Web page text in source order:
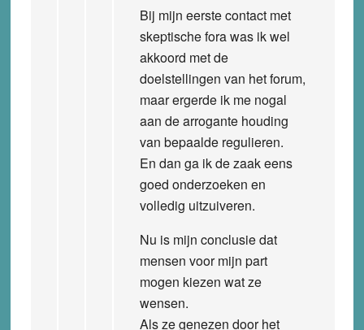
Bij mijn eerste contact met
skeptische fora was ik wel
akkoord met de
doelstellingen van het forum,
maar ergerde ik me nogal
aan de arrogante houding
van bepaalde regulieren.
En dan ga ik de zaak eens
goed onderzoeken en
volledig uitzuiveren.
Nu is mijn conclusie dat
mensen voor mijn part
mogen kiezen wat ze
wensen.
Als ze genezen door het